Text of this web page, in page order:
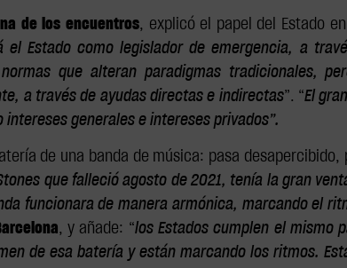
de los encuentros, explicó el papel del Estado
el Estado como legislador de emergencia, a
que alteran paradigmas tradicionales,
a través de ayudas directas e indirectas”. “El
generales e intereses privados”.
de una banda de música: pasa desapercibido,
que falleció agosto de 2021, tenía la gran
funcionara de manera armónica, marcando el
, y añade: “los Estados cumplen el mismo
de esa batería y están marcando los ritmos.